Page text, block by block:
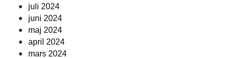
juli 2024
juni 2024
maj 2024
april 2024
mars 2024